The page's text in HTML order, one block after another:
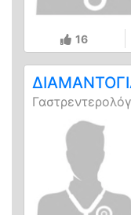
16